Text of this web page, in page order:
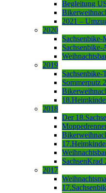
Begleitung
2021 –
2020
Sachsenbike-
2019
Sommerputz
2018
Der
SachsenKrad
2017